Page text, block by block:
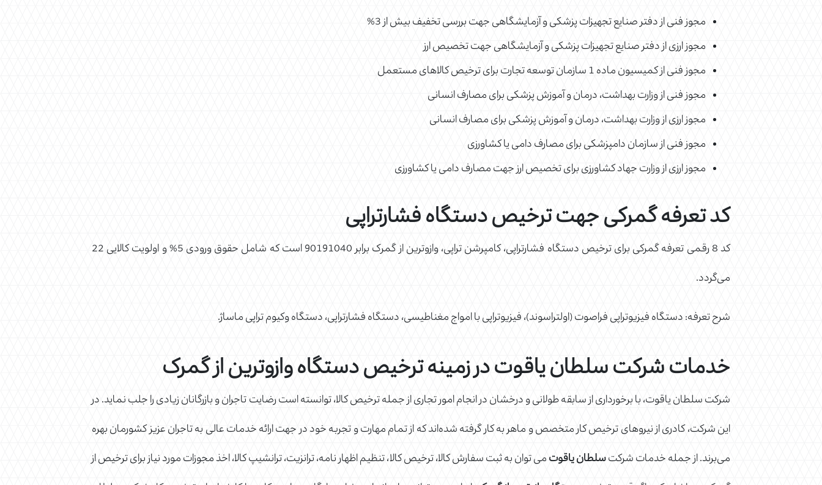
مجوز فنی از دفتر صنایع تجهیزات پزشکی و آزمایشگاهی جهت بررسی تخفیف بیش از 3%
مجوز ارزی از دفتر صنایع تجهیزات پزشکی و آزمایشگاهی جهت تخصیص ارز
مجوز فنی از کمیسیون ماده 1 سازمان توسعه تجارت برای ترخیص کالاهای مستعمل
مجوز فنی از وزارت بهداشت، درمان و آموزش پزشکی برای مصارف انسانی
مجوز ارزی از وزارت بهداشت، درمان و آموزش پزشکی برای مصارف انسانی
مجوز فنی از سازمان دامپزشکی برای مصارف دامی یا کشاورزی
مجوز ارزی از وزارت جهاد کشاورزی برای تخصیص ارز جهت مصارف دامی یا کشاورزی
کد تعرفه گمرکی جهت ترخیص دستگاه فشارتراپی
کد 8 رقمی تعرفه گمرکی برای ترخیص دستگاه فشارتراپی، کامپرشن تراپی، وازوترین از گمرک برابر 90191040 است که شامل حقوق ورودی 5% و اولویت کالایی 22
می‌گردد.
شرح تعرفه: دستگاه فیزیوتراپی فراصوت (اولتراسوند)، فیزیوتراپی با امواج مغناطیسی، دستگاه فشارتراپی، دستگاه وکیوم تراپی ماساژ.
خدمات شرکت سلطان یاقوت در زمینه ترخیص دستگاه وازوترین از گمرک
شرکت سلطان یاقوت، با برخورداری از سابقه طولانی و درخشان در انجام امور تجاری از جمله ترخیص کالا، توانسته است رضایت تاجران و بازرگانان زیادی را جلب نماید. در
این شرکت، کادری از نیروهای ترخیص کار متخصص و ماهر به کار گرفته شده‌اند که از تمام مهارت و تجربه خود در جهت ارائه خدمات عالی به تاجران عزیز کشورمان بهره
می‌برند. از جمله خدمات شرکتسلطان یاقوتمی توان به ثبت سفارش کالا، ترخیص کالا، تنظیم اظهار نامه، ترانزیت، ترانشیپ کالا، اخذ مجوزات مورد نیاز برای ترخیص از